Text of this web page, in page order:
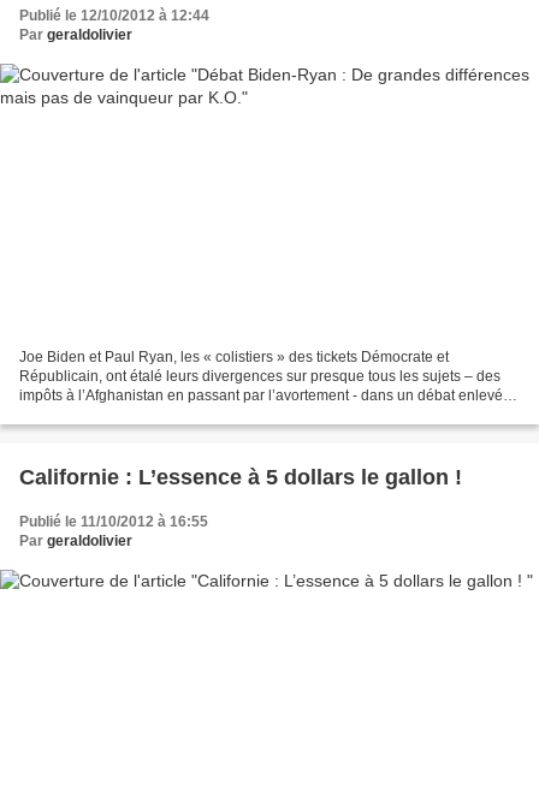
Publié le 12/10/2012 à 12:44
Par geraldolivier
Joe Biden et Paul Ryan, les « colistiers » des tickets Démocrate et
Républicain, ont étalé leurs divergences sur presque tous les sujets – des
impôts à l’Afghanistan en passant par l’avortement - dans un débat enlevé et
Californie : L’essence à 5 dollars le gallon !
Publié le 11/10/2012 à 16:55
Par geraldolivier